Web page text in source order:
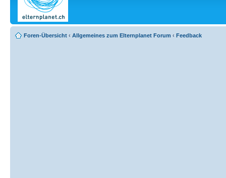
Foren-Übersicht ‹ Allgemeines zum Elternplanet Forum ‹ Feedback